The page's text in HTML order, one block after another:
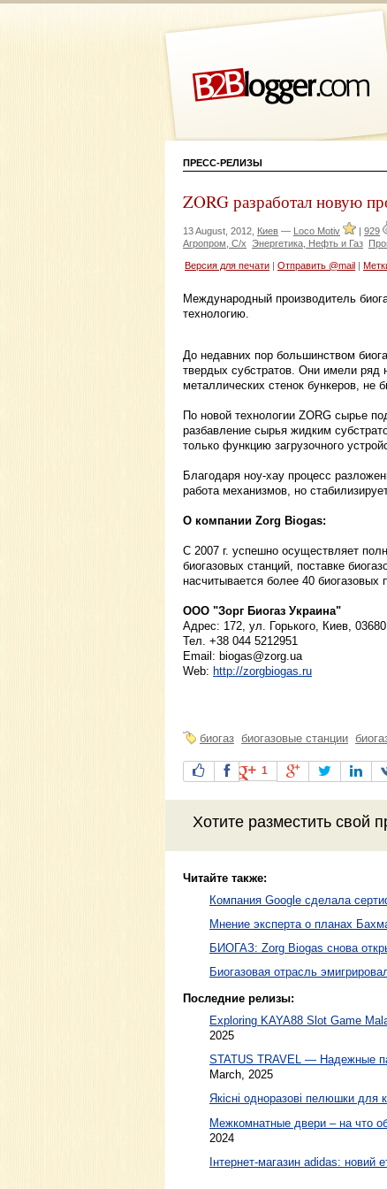
ПРЕСС-РЕЛИЗЫ
ZORG разработал новую
13 August, 2012, Киев — Loco Motiv | 929
Агропром, С/х Энергетика, Нефть и Газ
Версия для печати Отправить @mail
Международный производитель
технологию.
До недавних пор большинством
твердых субстратов. Они имели ряд
металлических стенок бункеров, не
По новой технологии ZORG сырье
разбавление сырья жидким
только функцию загрузочного
Благодаря ноу-хау процесс
работа механизмов, но
О компании Zorg Biogas:
С 2007 г. успешно осуществляет
биогазовых станций, поставке
насчитывается более 40
ООО "Зорг Биогаз Украина"
Адрес: 172, ул. Горького, Киев,
Тел. +38 044 5212951
Email: biogas@zorg.ua
Web: http://zorgbiogas.ru
биогаз биогазовые станции
1
Хотите разместить свой
Читайте также:
Компания Google сделала
Мнение эксперта о планах
БИОГАЗ: Zorg Biogas снова
Биогазовая отрасль
Последние релизы:
Exploring KAYA88 Slot Game
2025
STATUS TRAVEL — Надежные
March, 2025
Якісні одноразові пелюшки для
Межкомнатные двери – на что
2024
Інтернет-магазин adidas: новий